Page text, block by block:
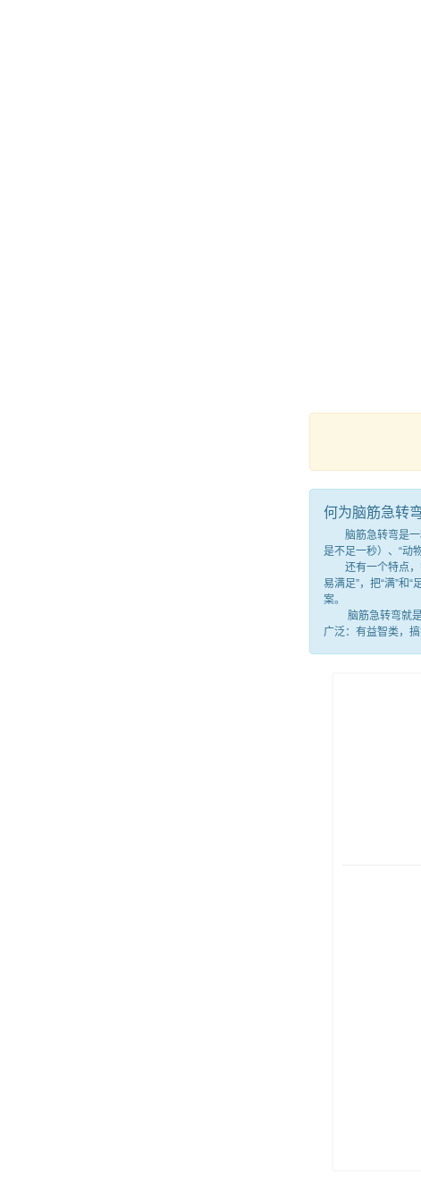
何为脑筋急转弯
脑筋急转弯是一种
是不足一秒）、“动
还有一个特点，答
易满足”，把“满”和
案。
脑筋急转弯就是
广泛：有益智类，